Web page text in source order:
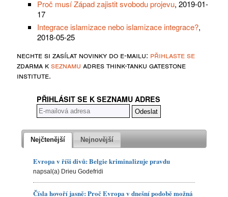
Proč musí Západ zajistit svobodu projevu, 2019-01-
17
Integrace islamizace nebo islamizace integrace?,
2018-05-25
nechte si zasílat novinky do e-mailu: přihlaste se
zdarma kseznamu adres think-tanku gatestone
institute.
PŘIHLÁSIT SE K SEZNAMU ADRES
Nejčtenější Nejnovější
Evropa v říši divů: Belgie kriminalizuje pravdu
napsal(a) Drieu Godefridi
Čísla hovoří jasně: Proč Evropa v dnešní podobě možná